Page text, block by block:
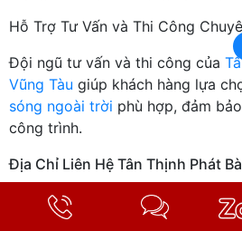
Hỗ Trợ Tư Vấn và Thi Công
Đội ngũ tư vấn và thi công của
Vũng Tàu giúp khách hàng lựa
sóng ngoài trời phù hợp, đảm
công trình.
Địa Chỉ Liên Hệ Tân Thịnh Phát
Địa chỉ hệ thống cửa hàng: